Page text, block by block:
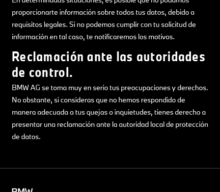
proporcionarte información sobre todos tus datos, debido a
requisitos legales. Si no podemos cumplir con tu solicitud de
información en tal caso, te notificaremos los motivos.
Reclamación ante las autoridades
de control.
BMW AG se toma muy en serio tus preocupaciones y derechos.
No obstante, si consideras que no hemos respondido de
manera adecuada a tus quejas o inquietudes, tienes derecho a
presentar una reclamación ante la autoridad local de protección
de datos.